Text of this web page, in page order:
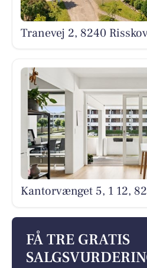
Tranevej 2, 8240
Kantorvænget 5, 1 12,
FÅ TRE GRATIS